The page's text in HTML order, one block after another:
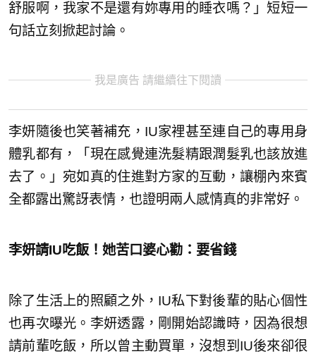
舒服啊，我家不是還有妳專用的睡衣嗎？」短短一
句話立刻掀起討論。
我是廣告 請繼續往下閱讀
李妍隨後也笑著補充，IU家裡甚至連自己的專用身
體乳都有，「現在感覺連洗髮精跟潤髮乳也該放進
去了。」宛如真的住進對方家的互動，讓棚內來賓
全都露出驚訝表情，也證明兩人感情真的非常好。
李妍請IU吃飯！她苦口婆心勸：要省錢
除了生活上的照顧之外，IU私下對後輩的貼心個性
也再次曝光。李妍透露，剛開始認識時，因為很想
請前輩吃飯，所以曾主動買單，沒想到IU後來卻很